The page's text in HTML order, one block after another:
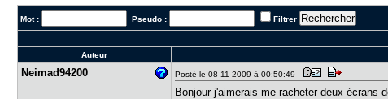
Mot : Pseudo : Filtrer
Auteur
Neimad9420​0 Posté le 08-11-2009 à 00:50:49
Bonjour j'aimerais me racheter deux